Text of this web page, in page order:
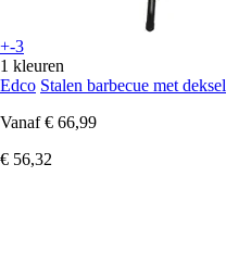
+-3
1 kleuren
Edco Stalen barbecue met deksel
Vanaf € 66,99
€ 56,32